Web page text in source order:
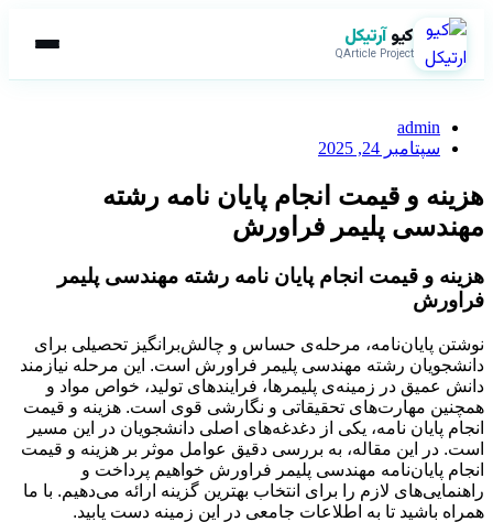
کیوآرتیکل
QArticle Project
admin
سپتامبر 24, 2025
هزینه و قیمت انجام پایان نامه رشته
مهندسی پلیمر فراورش
هزینه و قیمت انجام پایان نامه رشته مهندسی پلیمر
فراورش
نوشتن پایان‌نامه، مرحله‌ی حساس و چالش‌برانگیز تحصیلی برای
دانشجویان رشته مهندسی پلیمر فراورش است. این مرحله نیازمند
دانش عمیق در زمینه‌ی پلیمرها، فرایندهای تولید، خواص مواد و
همچنین مهارت‌های تحقیقاتی و نگارشی قوی است. هزینه و قیمت
انجام پایان نامه، یکی از دغدغه‌های اصلی دانشجویان در این مسیر
است. در این مقاله، به بررسی دقیق عوامل موثر بر هزینه و قیمت
انجام پایان‌نامه مهندسی پلیمر فراورش خواهیم پرداخت و
راهنمایی‌های لازم را برای انتخاب بهترین گزینه ارائه می‌دهیم. با ما
همراه باشید تا به اطلاعات جامعی در این زمینه دست یابید.